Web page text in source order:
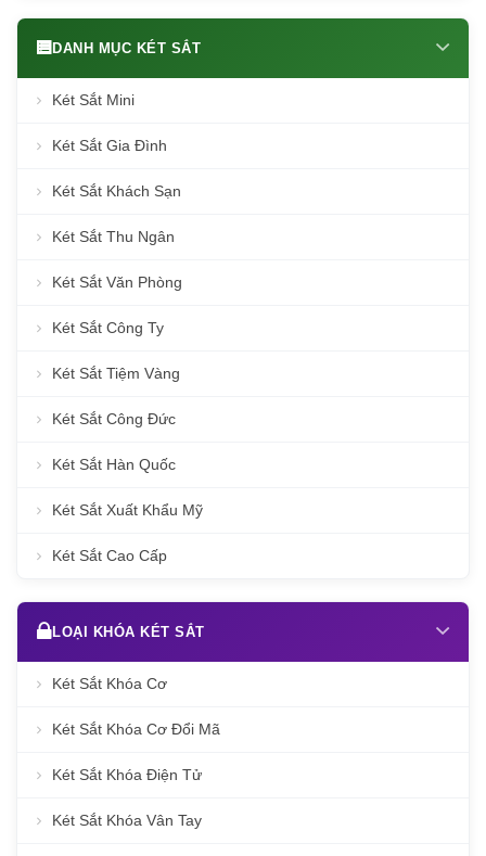
DANH MỤC KÉT SẮT
Két Sắt Mini
Két Sắt Gia Đình
Két Sắt Khách Sạn
Két Sắt Thu Ngân
Két Sắt Văn Phòng
Két Sắt Công Ty
Két Sắt Tiệm Vàng
Két Sắt Công Đức
Két Sắt Hàn Quốc
Két Sắt Xuất Khẩu Mỹ
Két Sắt Cao Cấp
LOẠI KHÓA KÉT SẮT
Két Sắt Khóa Cơ
Két Sắt Khóa Cơ Đổi Mã
Két Sắt Khóa Điện Tử
Két Sắt Khóa Vân Tay